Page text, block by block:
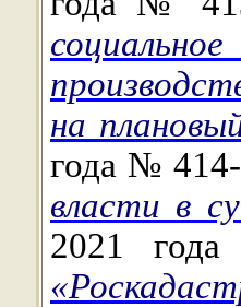
на
года №
власти в
2021